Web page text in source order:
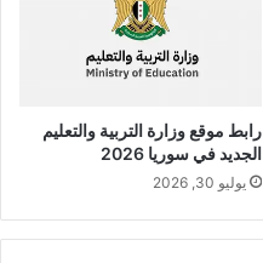
رابط موقع وزارة التربية والتعليم
الجديد في سوريا 2026
يوليو 30, 2026